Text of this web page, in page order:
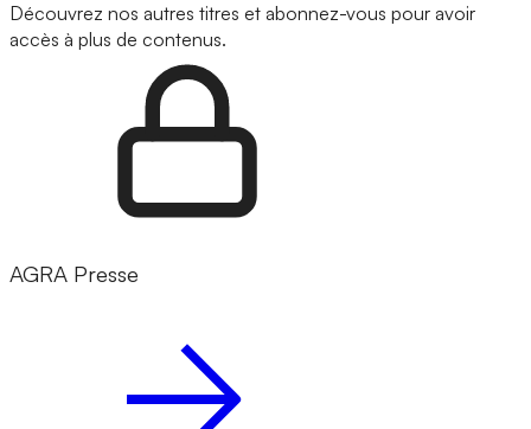
Découvrez nos autres titres et abonnez-vous pour avoir
accès à plus de contenus.
AGRA Presse